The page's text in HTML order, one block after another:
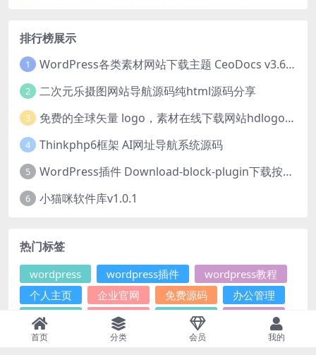
排行榜展示
1 WordPress各类素材网站下载主题 CeoDocs v3.6 去授权版
2 二次元乐摄图网站导航源码纯html源码分享
3 免费的全球矢量 logo，素材在线下载网站hdlogo.com
4 Thinkphp6框架 AI网址导航系统源码
5 WordPress插件 Download-block-plugin下载按钮图标美化
6 小猫咪软件库v1.0.1
热门标签
wordpress wordpress插件
wordpress教程
个人主页
企业官网 免费源码
办公管理
图片图床
在线工具 导航查询
小说文学
帝国CMS插件
帝国CMS教程
首页 分类 会员 我的